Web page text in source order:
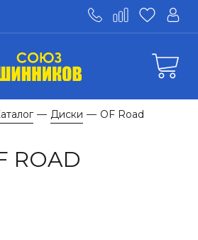
— Диски — OF Road
ROAD